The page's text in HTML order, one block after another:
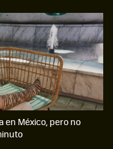
en México, pero no